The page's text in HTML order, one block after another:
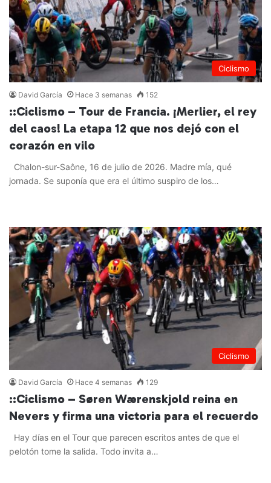
Ciclismo
David García Hace 3 semanas 152
::Ciclismo – Tour de Francia. ¡Merlier, el rey
del caos! La etapa 12 que nos dejó con el
corazón en vilo
Chalon-sur-Saône, 16 de julio de 2026. Madre mía, qué
jornada. Se suponía que era el último suspiro de los…
Ciclismo
David García Hace 4 semanas 129
::Ciclismo – Søren Wærenskjold reina en
Nevers y firma una victoria para el recuerdo
Hay días en el Tour que parecen escritos antes de que el
pelotón tome la salida. Todo invita a…